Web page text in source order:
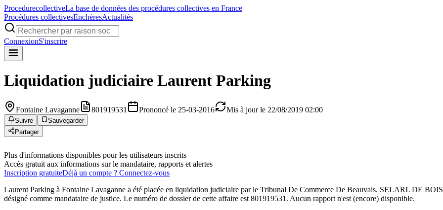
ProcedurecollectiveLa base de données des procédures collectives en France
Procédures collectivesEnchèresActualités
ConnexionS'inscrire
Liquidation judiciaire Laurent Parking
Fontaine Lavaganne 801919531 Prononcé le 25-03-2016 Mis à jour le 22/08/2019 02:00
Suivre
Sauvegarder
Partager
Plus d'informations disponibles pour les utilisateurs inscrits
Accès gratuit aux informations sur le mandataire, rapports et alertes
Inscription gratuiteDéjà un compte ? Connectez-vous
Laurent Parking à Fontaine Lavaganne a été placée en liquidation judiciaire par le Tribunal De Commerce De Beauvais. SELARL DE
désigné comme mandataire de justice. Le numéro de dossier de cette affaire est 801919531. Aucun rapport n'est (encore) disponible.